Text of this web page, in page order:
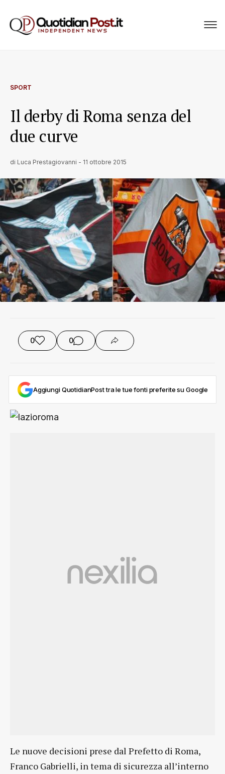
SPORT
Il derby di Roma senza del
due curve
di Luca Prestagiovanni - 11 ottobre 2015
0 0
Aggiungi QuotidianPost tra le tue fonti preferite su Google
Le nuove decisioni prese dal Prefetto di Roma,
Franco Gabrielli, in tema di sicurezza all’interno